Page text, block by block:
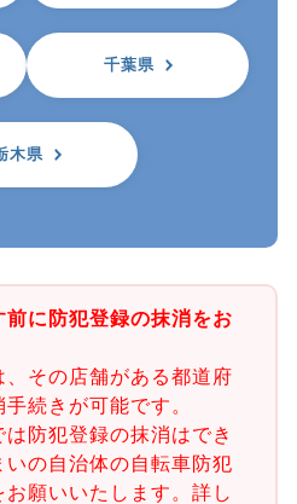
千葉県
木県
に防犯登録の抹消をお
その店舗がある都道府
続きが可能です。
防犯登録の抹消はでき
の自治体の自転車防犯
願いいたします。詳し